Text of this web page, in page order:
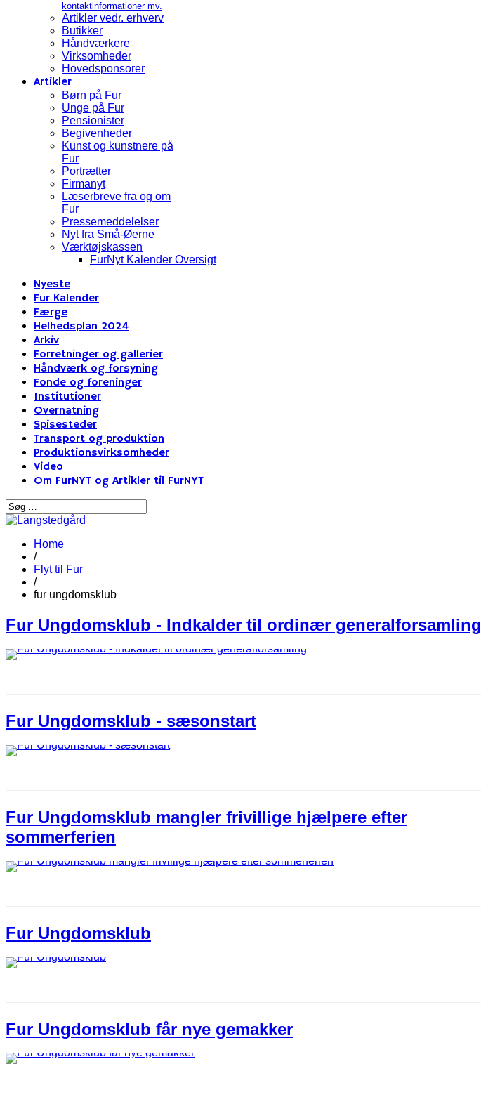
kontaktinformationer mv.
Artikler vedr. erhverv
Butikker
Håndværkere
Virksomheder
Hovedsponsorer
Artikler
Børn på Fur
Unge på Fur
Pensionister
Begivenheder
Kunst og kunstnere på
Fur
Portrætter
Firmanyt
Læserbreve fra og om
Fur
Pressemeddelelser
Nyt fra Små-Øerne
Værktøjskassen
FurNyt Kalender Oversigt
Nyeste
Fur Kalender
Færge
Helhedsplan 2024
Arkiv
Forretninger og gallerier
Håndværk og forsyning
Fonde og foreninger
Institutioner
Overnatning
Spisesteder
Transport og produktion
Produktionsvirksomheder
Video
Om FurNYT og Artikler til FurNYT
Home
/
Flyt til Fur
/
fur ungdomsklub
Fur Ungdomsklub - Indkalder til ordinær generalforsamling
Fur Ungdomsklub - sæsonstart
Fur Ungdomsklub mangler frivillige hjælpere efter
sommerferien
Fur Ungdomsklub
Fur Ungdomsklub får nye gemakker